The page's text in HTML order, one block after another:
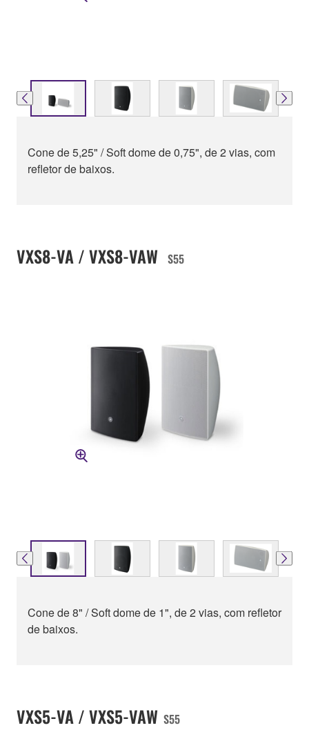
Cone de 5,25" / Soft dome de 0,75", de 2 vias, com
refletor de baixos.
VXS8-VA / VXS8-VAW S55
Cone de 8" / Soft dome de 1", de 2 vias, com refletor
de baixos.
VXS5-VA / VXS5-VAW S55